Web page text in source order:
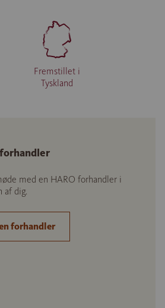
Fremstillet i
Tyskland
med en HARO forhandler i
af dig.
forhandler